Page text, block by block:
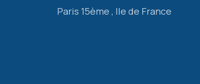
Paris 15ème , Ile de France